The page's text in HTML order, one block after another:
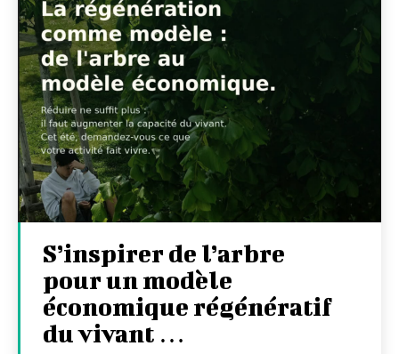
S’inspirer de l’arbre
pour un modèle
économique régénératif
du vivant …